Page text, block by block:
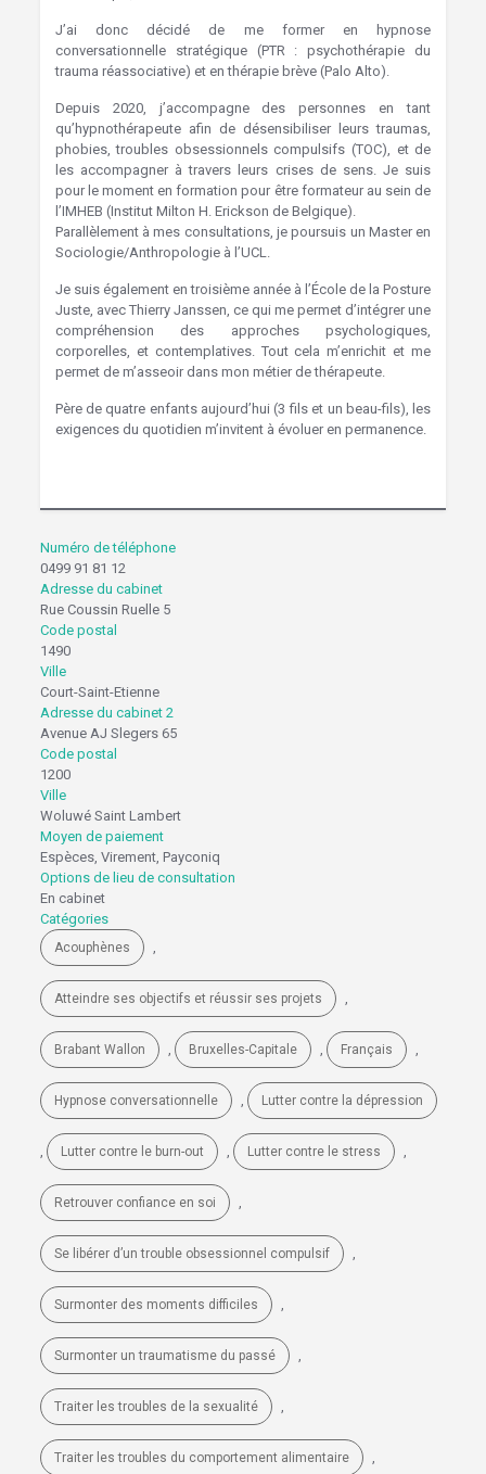
J’ai donc décidé de me former en hypnose
conversationnelle stratégique (PTR : psychothérapie du
trauma réassociative) et en thérapie brève (Palo Alto).
Depuis 2020, j’accompagne des personnes en tant
qu’hypnothérapeute afin de désensibiliser leurs traumas,
phobies, troubles obsessionnels compulsifs (TOC), et de
les accompagner à travers leurs crises de sens. Je suis
pour le moment en formation pour être formateur au sein de
l’IMHEB (Institut Milton H. Erickson de Belgique).
Parallèlement à mes consultations, je poursuis un Master en
Sociologie/Anthropologie à l’UCL.
Je suis également en troisième année à l’École de la Posture
Juste, avec Thierry Janssen, ce qui me permet d’intégrer une
compréhension des approches psychologiques,
corporelles, et contemplatives. Tout cela m’enrichit et me
permet de m’asseoir dans mon métier de thérapeute.
Père de quatre enfants aujourd’hui (3 fils et un beau-fils), les
exigences du quotidien m’invitent à évoluer en permanence.
Numéro de téléphone
0499 91 81 12
Adresse du cabinet
Rue Coussin Ruelle 5
Code postal
1490
Ville
Court-Saint-Etienne
Adresse du cabinet 2
Avenue AJ Slegers 65
Code postal
1200
Ville
Woluwé Saint Lambert
Moyen de paiement
Espèces, Virement, Payconiq
Options de lieu de consultation
En cabinet
Catégories
Acouphènes ,
Atteindre ses objectifs et réussir ses projets ,
Brabant Wallon , Bruxelles-Capitale , Français ,
Hypnose conversationnelle , Lutter contre la dépression
, Lutter contre le burn-out , Lutter contre le stress ,
Retrouver confiance en soi ,
Se libérer d’un trouble obsessionnel compulsif ,
Surmonter des moments difficiles ,
Surmonter un traumatisme du passé ,
Traiter les troubles de la sexualité ,
Traiter les troubles du comportement alimentaire ,